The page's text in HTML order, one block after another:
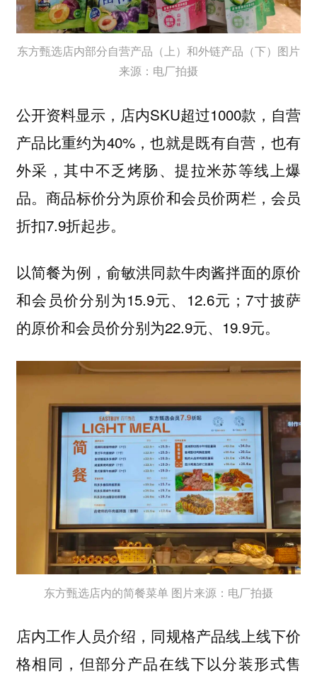
东方甄选店内部分自营产品（上）和外链产品（下）图片
来源：电厂拍摄
公开资料显示，店内SKU超过1000款，自营
产品比重约为40%，也就是既有自营，也有
外采，其中不乏烤肠、提拉米苏等线上爆
品。商品标价分为原价和会员价两栏，会员
折扣7.9折起步。
以简餐为例，俞敏洪同款牛肉酱拌面的原价
和会员价分别为15.9元、12.6元；7寸披萨
的原价和会员价分别为22.9元、19.9元。
东方甄选店内的简餐菜单 图片来源：电厂拍摄
店内工作人员介绍，同规格产品线上线下价
格相同，但部分产品在线下以分装形式售